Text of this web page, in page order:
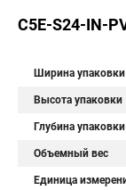
C5E-S24-IN-
Ширина упаковки
Высота упаковки
Глубина упаковки
Объемный вес
Единица